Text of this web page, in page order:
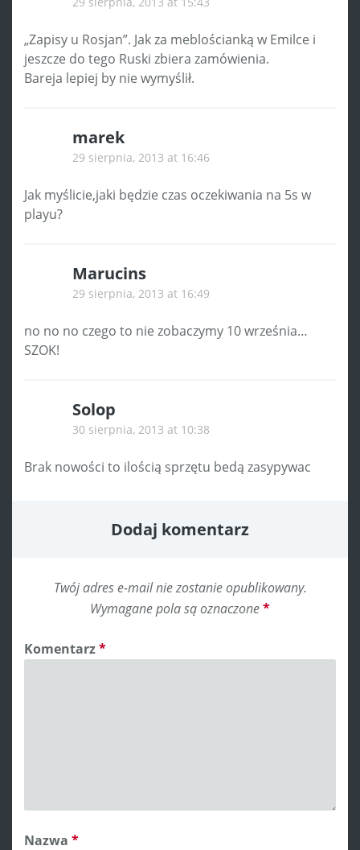
„Zapisy u Rosjan”. Jak za meblościanką w Emilce i
jeszcze do tego Ruski zbiera zamówienia.
Bareja lepiej by nie wymyślił.
marek
29 sierpnia, 2013 at 16:46
Jak myślicie,jaki będzie czas oczekiwania na 5s w
playu?
Marucins
29 sierpnia, 2013 at 16:49
no no no czego to nie zobaczymy 10 września…
SZOK!
Solop
30 sierpnia, 2013 at 10:38
Brak nowości to ilością sprzętu bedą zasypywac
Dodaj komentarz
Twój adres e-mail nie zostanie opublikowany.
Wymagane pola są oznaczone*
Komentarz*
Nazwa *